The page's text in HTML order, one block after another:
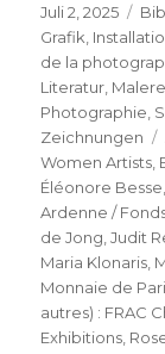
Veröffentlicht
am
Juli 2, 2025
Grafik,
de la
Literatur,
Photographie,
Zeichnungen
Women Artists,
Éléonore Besse,
Ardenne /
de Jong,Judit
Maria Klonaris,
Monnaie de
autres) : FRAC
Exhibitions,